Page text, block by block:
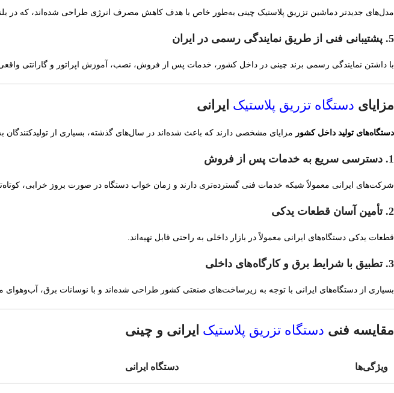
مدل‌های جدیدتر دماشین تزریق پلاستیک چینی به‌طور خاص با هدف کاهش مصرف انرژی طراحی شده‌اند، که در
5. پشتیبانی فنی از طریق نمایندگی رسمی در ایران
با داشتن نمایندگی رسمی برند چینی در داخل کشور، خدمات پس از فروش، نصب، آموزش اپراتور و گارانتی
مزایای دستگاه تزریق پلاستیک ایرانی
دستگاه‌های تولید داخل کشور مزایای مشخصی دارند که باعث شده‌اند در سال‌های گذشته، بسیاری از تولیدکنندگان به
1. دسترسی سریع به خدمات پس از فروش
شرکت‌های ایرانی معمولاً شبکه خدمات فنی گسترده‌تری دارند و زمان خواب دستگاه در صورت بروز خرابی،
2. تأمین آسان قطعات یدکی
قطعات یدکی دستگاه‌های ایرانی معمولاً در بازار داخلی به راحتی قابل تهیه‌اند.
3. تطبیق با شرایط برق و کارگاه‌های داخلی
بسیاری از دستگاه‌های ایرانی با توجه به زیرساخت‌های صنعتی کشور طراحی شده‌اند و با نوسانات برق، آب‌وهوای
مقایسه فنی دستگاه تزریق پلاستیک ایرانی و چینی
ویژگی‌ها دستگاه ایرانی